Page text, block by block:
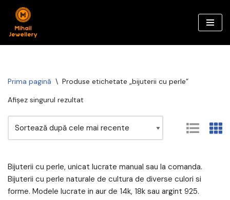
Sari
la
Prima pagină \ Produse etichetate „bijuterii cu perle”
Afișez singurul rezultat
Bijuterii cu perle, unicat lucrate manual sau la comanda.
Bijuterii cu perle naturale de cultura de diverse culori si
forme. Modele lucrate in aur de 14k, 18k sau argint 925.